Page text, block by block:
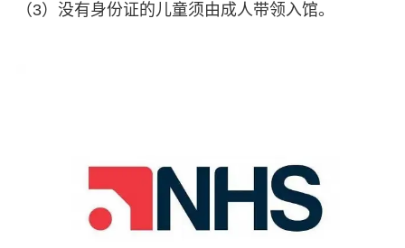
（3）没有身份证的儿童须由成人带领入馆。